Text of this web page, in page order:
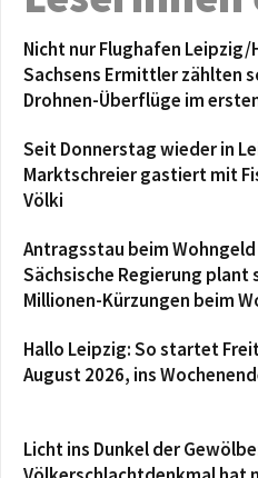
Nicht nur Flughafen Leipzig/
Sachsens Ermittler zählten
Drohnen-Überflüge im
Seit Donnerstag wieder in
Marktschreier gastiert mit
Völki
Antragsstau beim Wohngeld
Sächsische Regierung plant
Millionen-Kürzungen beim
Hallo Leipzig: So startet
August 2026, ins
Licht ins Dunkel der